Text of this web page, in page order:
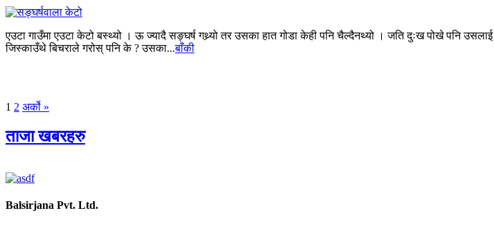
एउटा गाउँमा एउटा केटो बस्थ्यो । ऊ ज्यादै सङ्घर्ष गथ्र्यो तर उसका हात गोडा केही पनि चैल्दैनथ्यो । जति दुःख पोखे पनि
जिस्काउँथे बिचराले गरोस् पनि के ? उसका...बाँकी
1 2 अर्को »
ताजा खबरहरु
Balsirjana Pvt. Ltd.